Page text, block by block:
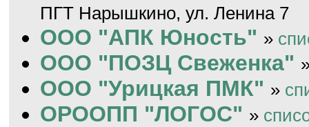
ПГТ Нарышкино, ул. Ленина 7
ООО "АПК Юность" »
ООО "ПОЗЦ Свеженка"
ООО "Урицкая ПМК" »
ОРООПП "ЛОГОС" »